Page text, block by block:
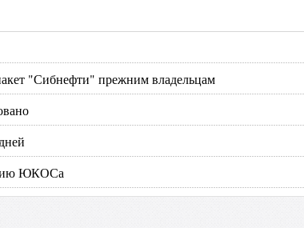
"Сибнефти" прежним владельцам
ЮКОСа